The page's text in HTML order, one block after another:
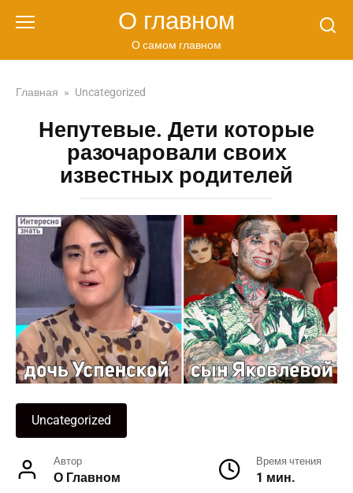
О главном
О самом главном
Главная » Uncategorized
Непутевые. Дети которые
разочаровали своих
известных родителей
Uncategorized
Автор
О Главном
Время чтения
1 мин.